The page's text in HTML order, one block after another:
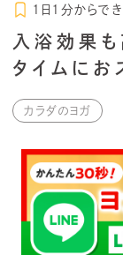
1日1分からで
入浴効果も
タイムにお
カラダのヨガ